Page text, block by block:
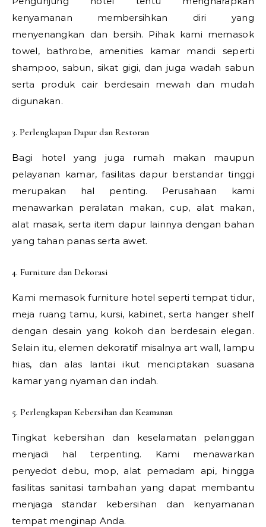
kenyamanan membersihkan diri yang
menyenangkan dan bersih. Pihak kami memasok
towel, bathrobe, amenities kamar mandi seperti
shampoo, sabun, sikat gigi, dan juga wadah sabun
serta produk cair berdesain mewah dan mudah
digunakan.
3. Perlengkapan Dapur dan Restoran
Bagi hotel yang juga rumah makan maupun
pelayanan kamar, fasilitas dapur berstandar tinggi
merupakan hal penting. Perusahaan kami
menawarkan peralatan makan, cup, alat makan,
alat masak, serta item dapur lainnya dengan bahan
yang tahan panas serta awet.
4. Furniture dan Dekorasi
Kami memasok furniture hotel seperti tempat tidur,
meja ruang tamu, kursi, kabinet, serta hanger shelf
dengan desain yang kokoh dan berdesain elegan.
Selain itu, elemen dekoratif misalnya art wall, lampu
hias, dan alas lantai ikut menciptakan suasana
kamar yang nyaman dan indah.
5. Perlengkapan Kebersihan dan Keamanan
Tingkat kebersihan dan keselamatan pelanggan
menjadi hal terpenting. Kami menawarkan
penyedot debu, mop, alat pemadam api, hingga
fasilitas sanitasi tambahan yang dapat membantu
menjaga standar kebersihan dan kenyamanan
tempat menginap Anda.